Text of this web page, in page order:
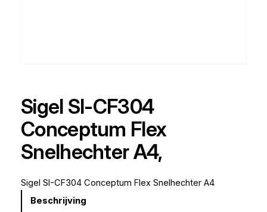
Sigel SI-CF304
Conceptum Flex
Snelhechter A4,
Sigel SI-CF304 Conceptum Flex Snelhechter A4
Beschrijving